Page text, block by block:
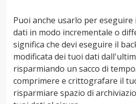
Puoi anche usarlo per
dati in modo incrementale o
significa che devi eseguire il
modificata dei tuoi dati
risparmiando un sacco di
comprimere e crittografare il
risparmiare spazio di